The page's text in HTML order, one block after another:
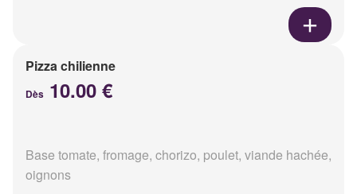
Pizza chilienne
Dès 10.00 €
Base tomate, fromage, chorizo, poulet, viande hachée,
oignons